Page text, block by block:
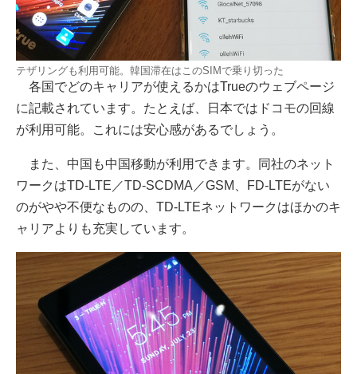
テザリングも利用可能。韓国滞在はこのSIMで乗り切った
各国でどのキャリアが使えるかはTrueのウェブページ
に記載されています。たとえば、日本ではドコモの回線
が利用可能。これには安心感があるでしょう。
また、中国も中国移動が利用できます。同社のネット
ワークはTD-LTE／TD-SCDMA／GSM、FD-LTEがない
のがやや不便なものの、TD-LTEネットワークはほかのキ
ャリアよりも充実しています。